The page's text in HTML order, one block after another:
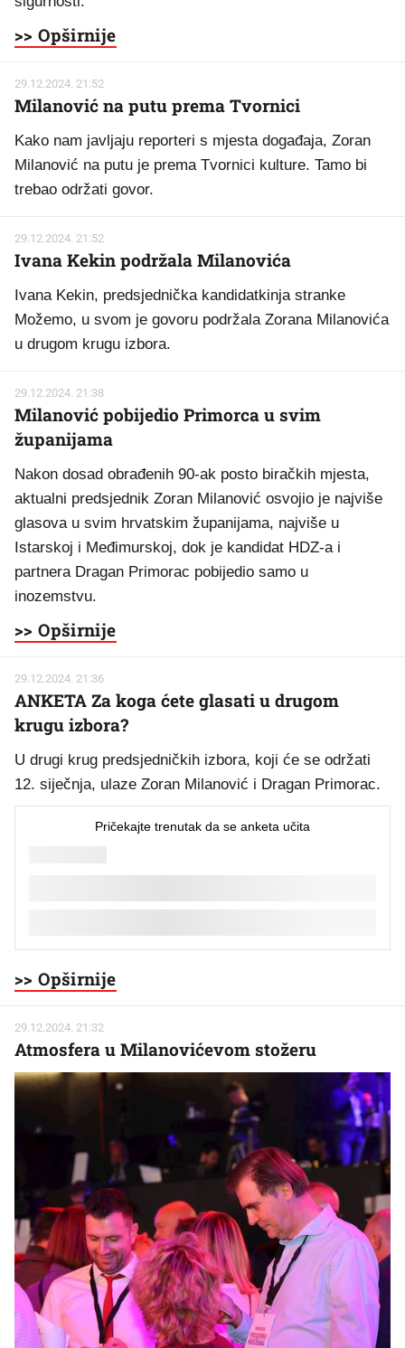
>> Opširnije
29.12.2024. 21:52
Milanović na putu prema Tvornici
Kako nam javljaju reporteri s mjesta događaja, Zoran
Milanović na putu je prema Tvornici kulture. Tamo bi
trebao održati govor.
29.12.2024. 21:52
Ivana Kekin podržala Milanovića
Ivana Kekin, predsjednička kandidatkinja stranke
Možemo, u svom je govoru podržala Zorana Milanovića
u drugom krugu izbora.
29.12.2024. 21:38
Milanović pobijedio Primorca u svim
županijama
Nakon dosad obrađenih 90-ak posto biračkih mjesta,
aktualni predsjednik Zoran Milanović osvojio je najviše
glasova u svim hrvatskim županijama, najviše u
Istarskoj i Međimurskoj, dok je kandidat HDZ-a i
partnera Dragan Primorac pobijedio samo u
inozemstvu.
>> Opširnije
29.12.2024. 21:36
ANKETA Za koga ćete glasati u drugom
krugu izbora?
U drugi krug predsjedničkih izbora, koji će se održati
12. siječnja, ulaze Zoran Milanović i Dragan Primorac.
>> Opširnije
29.12.2024. 21:32
Atmosfera u Milanovićevom stožeru